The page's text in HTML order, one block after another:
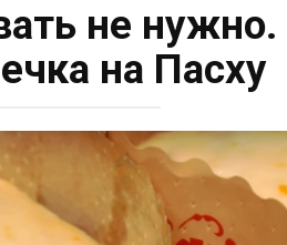
не нужно.
на Пасху